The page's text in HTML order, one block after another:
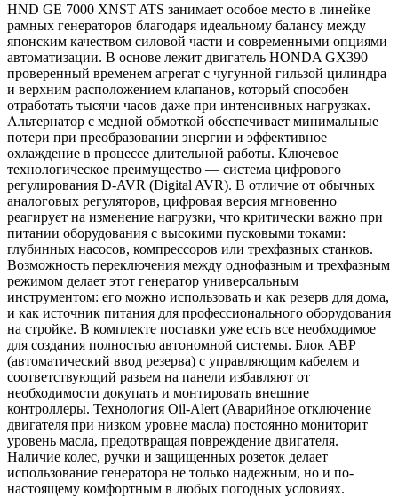
HND GE 7000 XNST ATS занимает особое место в линейке
рамных генераторов благодаря идеальному балансу между
японским качеством силовой части и современными опциями
автоматизации. В основе лежит двигатель HONDA GX390 —
проверенный временем агрегат с чугунной гильзой цилиндра
и верхним расположением клапанов, который способен
отработать тысячи часов даже при интенсивных нагрузках.
Альтернатор с медной обмоткой обеспечивает минимальные
потери при преобразовании энергии и эффективное
охлаждение в процессе длительной работы. Ключевое
технологическое преимущество — система цифрового
регулирования D-AVR (Digital AVR). В отличие от обычных
аналоговых регуляторов, цифровая версия мгновенно
реагирует на изменение нагрузки, что критически важно при
питании оборудования с высокими пусковыми токами:
глубинных насосов, компрессоров или трехфазных станков.
Возможность переключения между однофазным и трехфазным
режимом делает этот генератор универсальным
инструментом: его можно использовать и как резерв для дома,
и как источник питания для профессионального оборудования
на стройке. В комплекте поставки уже есть все необходимое
для создания полностью автономной системы. Блок АВР
(автоматический ввод резерва) с управляющим кабелем и
соответствующий разъем на панели избавляют от
необходимости докупать и монтировать внешние
контроллеры. Технология Oil-Alert (Аварийное отключение
двигателя при низком уровне масла) постоянно мониторит
уровень масла, предотвращая повреждение двигателя.
Наличие колес, ручки и защищенных розеток делает
использование генератора не только надежным, но и по-
настоящему комфортным в любых погодных условиях.